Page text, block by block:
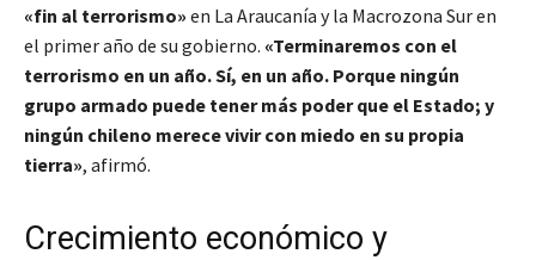
«fin al terrorismo» en La Araucanía y la Macrozona Sur en
el primer año de su gobierno. «Terminaremos con el
terrorismo en un año. Sí, en un año. Porque ningún
grupo armado puede tener más poder que el Estado; y
ningún chileno merece vivir con miedo en su propia
tierra», afirmó.
Crecimiento económico y